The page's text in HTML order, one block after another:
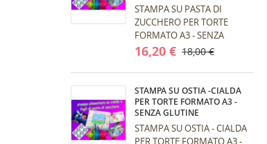
STAMPA SU PASTA DI
ZUCCHERO PER TORTE
FORMATO A3 - SENZA
GLUTINE La stampa viene
effettuata con stampante
alimentare e inchiostri...
16,20 € 18,00 €
STAMPA SU OSTIA -CIALDA
PER TORTE FORMATO A3 -
SENZA GLUTINE
STAMPA SU OSTIA - CIALDA
PER TORTE FORMATO A3 -